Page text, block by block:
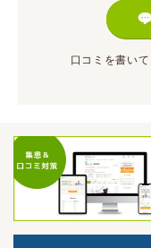
口コミを書いて